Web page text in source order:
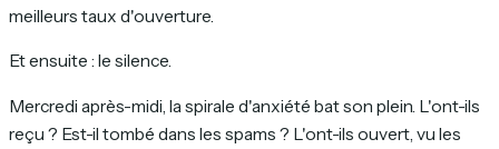
meilleurs taux d'ouverture.
Et ensuite : le silence.
Mercredi après-midi, la spirale d'anxiété bat son plein. L'ont-ils
reçu ? Est-il tombé dans les spams ? L'ont-ils ouvert, vu les